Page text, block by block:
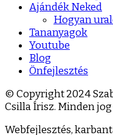
Ajándék Neked
Hogyan
Tananyagok
Youtube
Blog
Önfejlesztés
© Copyright 2024
Csilla Írisz. Minden
Webfejlesztés,